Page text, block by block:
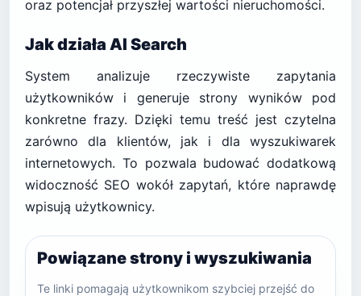
oraz potencjał przyszłej wartości nieruchomości.
Jak działa AI Search
System analizuje rzeczywiste zapytania
użytkowników i generuje strony wyników pod
konkretne frazy. Dzięki temu treść jest czytelna
zarówno dla klientów, jak i dla wyszukiwarek
internetowych. To pozwala budować dodatkową
widoczność SEO wokół zapytań, które naprawdę
wpisują użytkownicy.
Powiązane strony i wyszukiwania
Te linki pomagają użytkownikom szybciej przejść do